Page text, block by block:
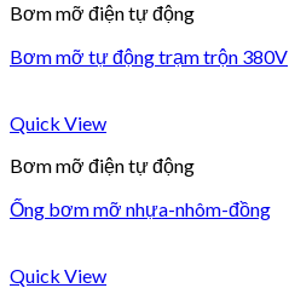
Bơm mỡ điện tự động
Bơm mỡ tự động trạm trộn 380V
Quick View
Bơm mỡ điện tự động
Ống bơm mỡ nhựa-nhôm-đồng
Quick View